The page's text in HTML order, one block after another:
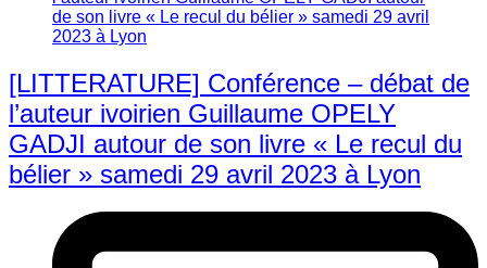
[LITTERATURE] Conférence – débat de
l’auteur ivoirien Guillaume OPELY
GADJI autour de son livre « Le recul du
bélier » samedi 29 avril 2023 à Lyon